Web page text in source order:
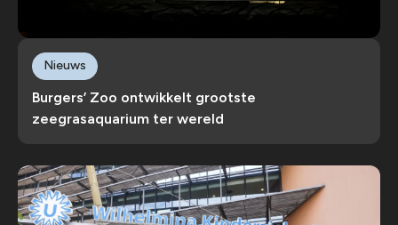
Burgers’ Zoo ontwikkelt grootste
zeegrasaquarium ter wereld
Nieuws